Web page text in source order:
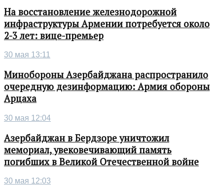
На восстановление железнодорожной
инфраструктуры Армении потребуется около
2-3 лет: вице-премьер
30 мая 13:11
Минобороны Азербайджана распространило
очередную дезинформацию: Армия обороны
Арцаха
30 мая 12:04
Азербайджан в Бердзоре уничтожил
мемориал, увековечивающий память
погибших в Великой Отечественной войне
30 мая 12:03